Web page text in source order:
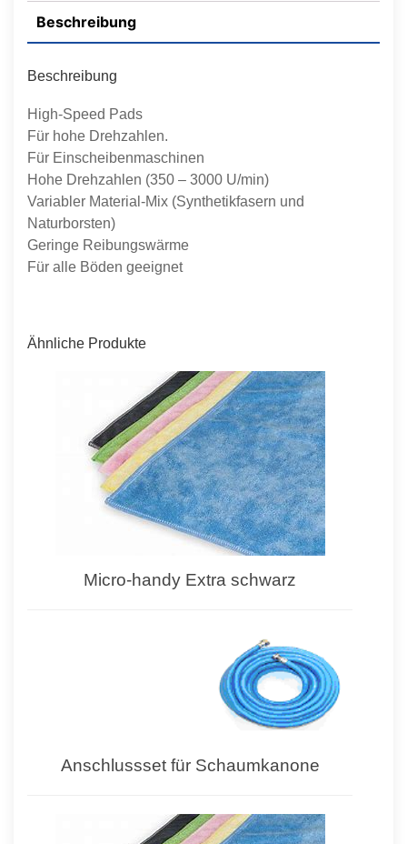
Beschreibung
Beschreibung
High-Speed Pads
Für hohe Drehzahlen.
Für Einscheibenmaschinen
Hohe Drehzahlen (350 – 3000 U/min)
Variabler Material-Mix (Synthetikfasern und
Naturborsten)
Geringe Reibungswärme
Für alle Böden geeignet
Ähnliche Produkte
Micro-handy Extra schwarz
Anschlussset für Schaumkanone